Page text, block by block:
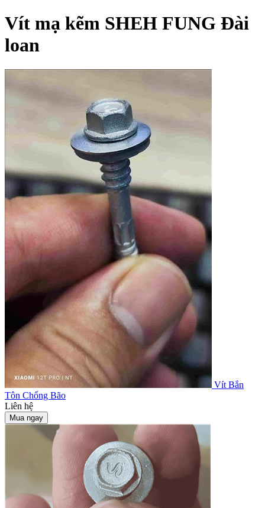
Vít mạ kẽm SHEH FUNG Đài
loan
Vít Bắn
Tôn Chống Bão
Liên hệ
Mua ngay